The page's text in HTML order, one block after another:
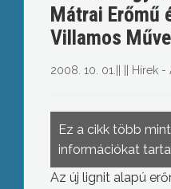
Mátrai Erőmű
Villamos
2008. 10. 01. Hírek -
Ez a cikk több
információkat
Az új lignit alapú